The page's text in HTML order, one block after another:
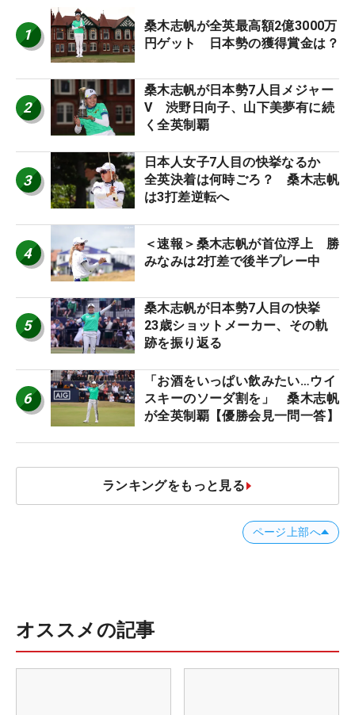
1
桑木志帆が全英最高額2億3000万
円ゲット 日本勢の獲得賞金は？
2
桑木志帆が日本勢7人目メジャー
V 渋野日向子、山下美夢有に続
く全英制覇
3
日本人女子7人目の快挙なるか
全英決着は何時ごろ？ 桑木志帆
は3打差逆転へ
4
＜速報＞桑木志帆が首位浮上 勝
みなみは2打差で後半プレー中
5
桑木志帆が日本勢7人目の快挙
23歳ショットメーカー、その軌
跡を振り返る
6
「お酒をいっぱい飲みたい…ウイ
スキーのソーダ割を」 桑木志帆
が全英制覇【優勝会見一問一答】
ランキングをもっと見る
ページ上部へ
オススメの記事